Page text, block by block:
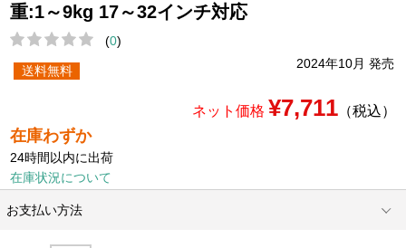
重:1～9kg 17～32インチ対応
(0)
2024年10月 発売
送料無料
ネット価格 ¥7,711（税込）
在庫わずか
24時間以内に出荷
在庫状況について
お支払い方法